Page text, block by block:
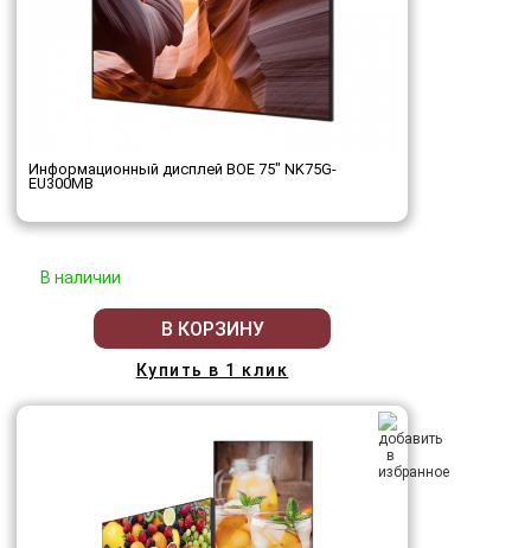
Информационный дисплей BOE 75" NK75G-
EU300MB
В наличии
В КОРЗИНУ
Купить в 1 клик